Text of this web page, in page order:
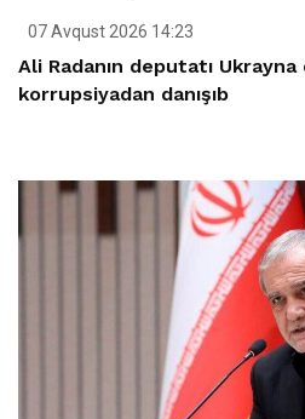
07 Avqust 2026 14:23
Ali Radanın deputatı Ukrayna
korrupsiyadan danışıb